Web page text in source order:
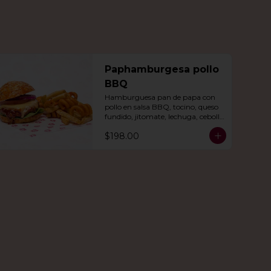
Paphamburgesa pollo
BBQ
Hamburguesa pan de papa con
pollo en salsa BBQ, tocino, queso
fundido, jitomate, lechuga, cebolla
morada, nuestro aderezo, papas
fritas y rizo.
$198.00